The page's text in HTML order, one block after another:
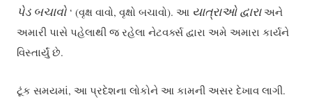
પેડ બચાવો ‘ (વૃક્ષ વાવો, વૃક્ષો બચાવો). આ યાત્રાઓ દ્વારાઅને
અમારી પાસે પહેલાથી જ રહેલા નેટવર્ક્સ દ્વારા અમે અમારા કાર્યને
વિસ્તાર્યું છે.
ટૂંક સમયમાં, આ પ્રદેશના લોકોને આ કામની અસર દેખાવ લાગી.